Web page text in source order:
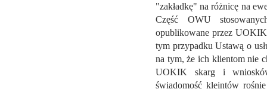
"zakładkę" na różnicę na
Część OWU
opublikowane przez
tym przypadku Ustawą o
na tym, że ich klientom nie
UOKIK skarg i
świadomość kleintów